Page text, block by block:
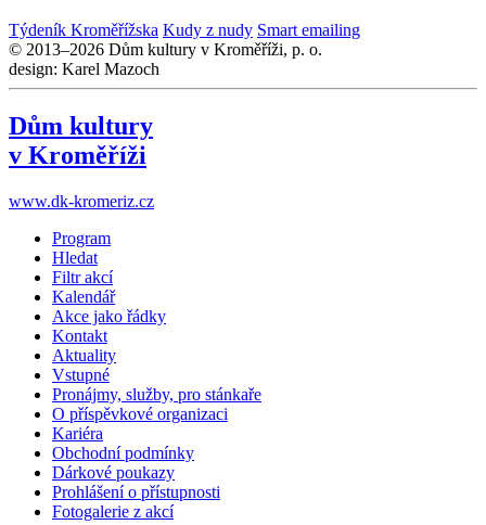
Týdeník Kroměřížska Kudy z nudy Smart emailing
© 2013–2026 Dům kultury v Kroměříži, p. o.
design: Karel Mazoch
Dům kultury
v Kroměříži
www.dk-kromeriz.cz
Program
Hledat
Filtr akcí
Kalendář
Akce jako řádky
Kontakt
Aktuality
Vstupné
Pronájmy, služby, pro stánkaře
O příspěvkové organizaci
Kariéra
Obchodní podmínky
Dárkové poukazy
Prohlášení o přístupnosti
Fotogalerie z akcí